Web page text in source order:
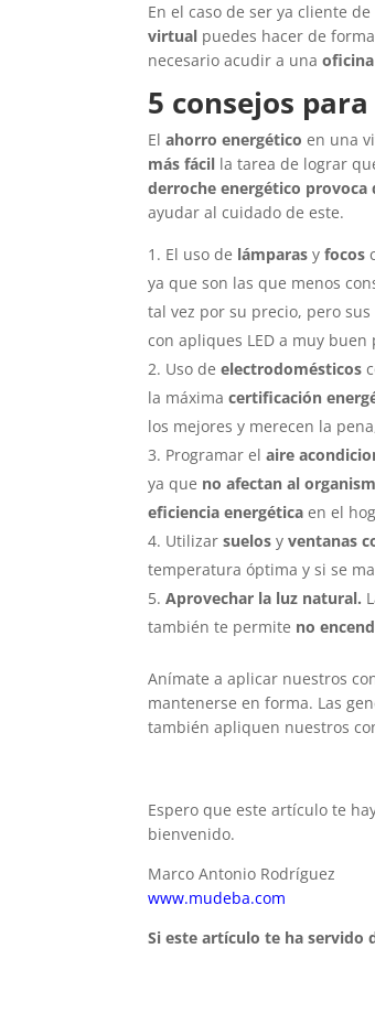
En el caso de ser ya cliente
virtual puedes hacer de
necesario acudir a una
5 consejos
Elahorro energético en una
más fácil la tarea de lograr
derroche energético provoca
ayudar al cuidado de este.
El uso de lámparas y focos
ya que son las que menos
tal vez por su precio, pero
con apliques LED a muy buen
Uso de electrodomésticos
la máximacertificación
los mejores y merecen la
Programar el aire
ya que no afectan al
eficiencia energéticaen el
Utilizarsuelosyventanas
temperatura óptima y si se
Aprovechar la luz natural.
también te permite no
Anímate a aplicar nuestros
mantenerse en forma. Las
también apliquen nuestros
Espero que este artículo te
bienvenido.
Marco Antonio Rodríguez
www.mudeba.com
Si este artículo te ha servido